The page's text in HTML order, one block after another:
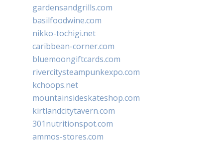
gardensandgrills.com
basilfoodwine.com
nikko-tochigi.net
caribbean-corner.com
bluemoongiftcards.com
rivercitysteampunkexpo.com
kchoops.net
mountainsideskateshop.com
kirtlandcitytavern.com
301nutritionspot.com
ammos-stores.com